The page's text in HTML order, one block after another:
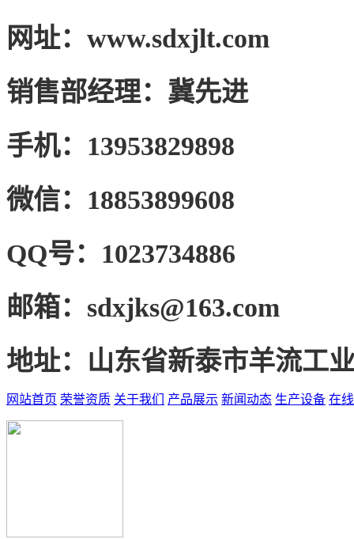
网址： www.sdxjlt.com
销售部经理： 冀先进
手机： 13953829898
微信： 18853899608
QQ号： 1023734886
邮箱： sdxjks@163.com
地址： 山东省新泰市羊流工
网站首页 荣誉资质 关于我们 产品展示 新闻动态 生产设备 在